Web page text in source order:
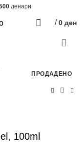
денари
/ 0 ден
ПРОДАДЕНО
100ml